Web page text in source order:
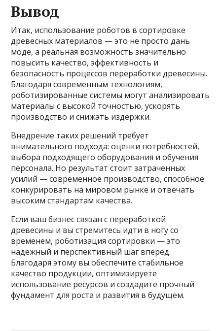
Вывод
Итак, использование роботов в сортировке
древесных материалов — это не просто дань
моде, а реальная возможность значительно
повысить качество, эффективность и
безопасность процессов переработки древесины.
Благодаря современным технологиям,
роботизированные системы могут анализировать
материалы с высокой точностью, ускорять
производство и снижать издержки.
Внедрение таких решений требует
внимательного подхода: оценки потребностей,
выбора подходящего оборудования и обучения
персонала. Но результат стоит затраченных
усилий — современное производство, способное
конкурировать на мировом рынке и отвечать
высоким стандартам качества.
Если ваш бизнес связан с переработкой
древесины и вы стремитесь идти в ногу со
временем, роботизация сортировки — это
надежный и перспективный шаг вперёд.
Благодаря этому вы обеспечите стабильное
качество продукции, оптимизируете
использование ресурсов и создадите прочный
фундамент для роста и развития в будущем.